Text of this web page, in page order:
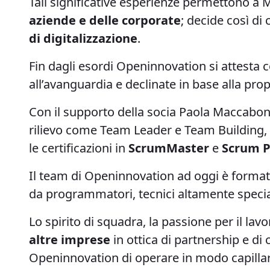
aziende e delle corporate; decide così di
di digitalizzazione.
Fin dagli esordi Openinnovation si attesta
all’avanguardia e declinate in base alla
Con il supporto della socia Paola
rilievo come Team Leader e Team
le certificazioni in ScrumMaster e Scrum
Il team di Openinnovation ad oggi è
da programmatori, tecnici altamente
Lo spirito di squadra, la passione per il
altre imprese in ottica di partnership e di
Openinnovation di operare in modo